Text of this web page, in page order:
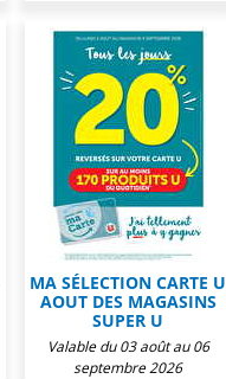
MA SÉLECTION CARTE U
AOUT DES MAGASINS
SUPER U
Valable du 03 août au 06
septembre 2026